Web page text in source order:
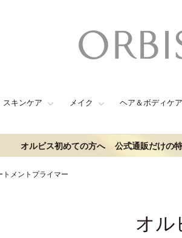
スキンケア メイク ヘア＆ボディケア
オルビス初めての方へ 公式通販だけの
メントプライマー
オル